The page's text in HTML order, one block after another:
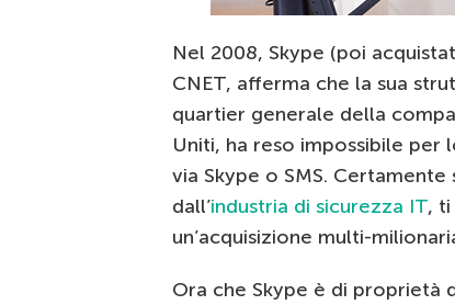
Nel 2008, Skype (poi
CNET, afferma che la sua
quartier generale della
Uniti, ha reso impossibile
via Skype o SMS.
dall’industria di sicurezza IT,
un’acquisizione multi-
Ora che Skype è di proprietà